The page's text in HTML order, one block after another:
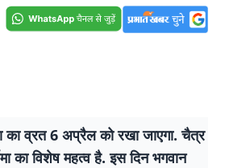
व्रत 6 अप्रैल को रखा जाएगा. चैत्र
का विशेष महत्व है. इस दिन भगवान